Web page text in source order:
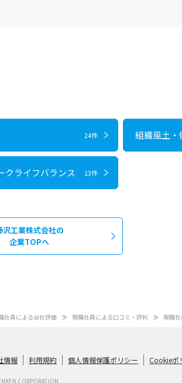
24件 組織風土・
クライフバランス 13件
沢工業株式会社の
企業TOPへ
社員による会社評価 現職社員による口コミ・評判 現職
情報 利用規約 個人情報保護ポリシー Cookieポ
CORPORATION